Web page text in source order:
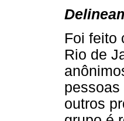
Foi feito
Rio de
outros